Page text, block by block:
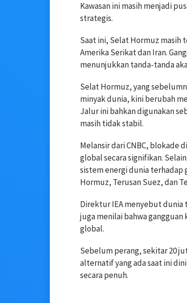
Kawasan ini masih menjadi
strategis.
Saat ini, Selat Hormuz masih
Amerika Serikat dan Iran.
menunjukkan tanda-tanda
Selat Hormuz, yang
minyak dunia, kini berubah
Jalur ini bahkan digunakan
masih tidak stabil.
Melansir dari CNBC, blokade
global secara signifikan.
sistem energi dunia
Hormuz, Terusan Suez, dan
Direktur IEA menyebut
juga menilai bahwa
global.
Sebelum perang, sekitar 20
alternatif yang ada saat ini
secara penuh.